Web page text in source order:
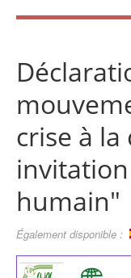
crise à
humain"
Également disponible :